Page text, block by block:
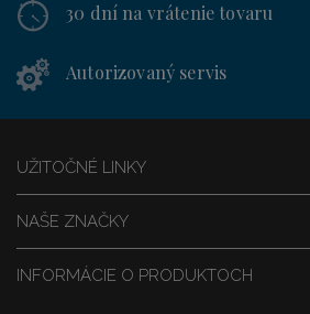
30 dní na vrátenie tovaru
Autorizovaný servis
INFORMÁCIE O PRODUKTOCH
NAŠE ZNAČKY
UŽITOČNÉ LINKY